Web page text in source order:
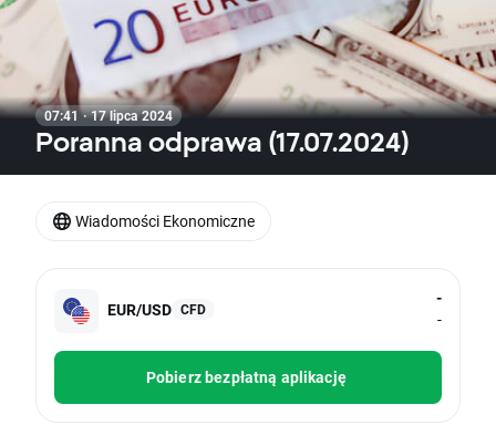
07:41 · 17 lipca 2024
Poranna odprawa (17.07.2024)
EUR/USD CFD
-
-
Pobierz bezpłatną aplikację
Wiadomości Ekonomiczne